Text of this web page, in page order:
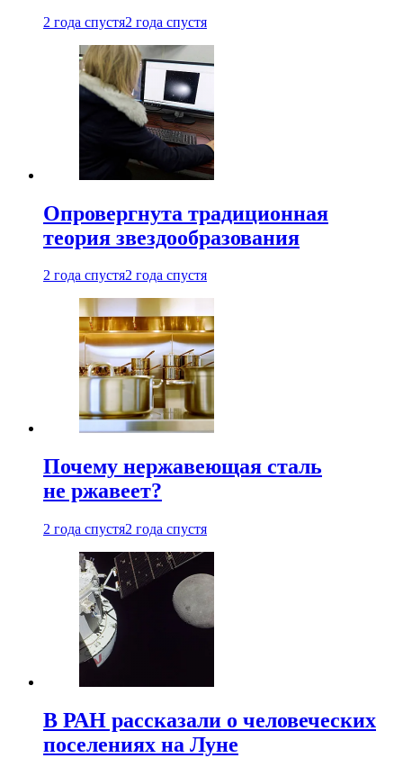
2 года спустя2 года спустя
Опровергнута традиционная
теория звездообразования
2 года спустя2 года спустя
Почему нержавеющая сталь
не ржавеет?
2 года спустя2 года спустя
В РАН рассказали о человеческих
поселениях на Луне